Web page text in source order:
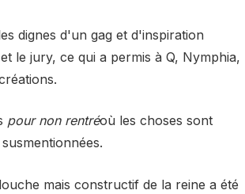
dignes d'un gag et d'inspiration
le jury, ce qui a permis à Q, Nymphia,
pour non rentréoù les choses sont
mais constructif de la reine a été